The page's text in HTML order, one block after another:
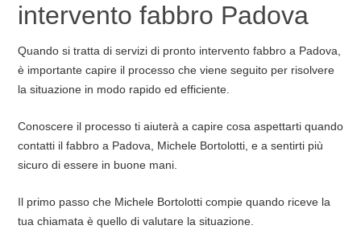
intervento fabbro Padova
Quando si tratta di servizi di pronto intervento fabbro a Padova,
è importante capire il processo che viene seguito per risolvere
la situazione in modo rapido ed efficiente.
Conoscere il processo ti aiuterà a capire cosa aspettarti quando
contatti il fabbro a Padova, Michele Bortolotti, e a sentirti più
sicuro di essere in buone mani.
Il primo passo che Michele Bortolotti compie quando riceve la
tua chiamata è quello di valutare la situazione.